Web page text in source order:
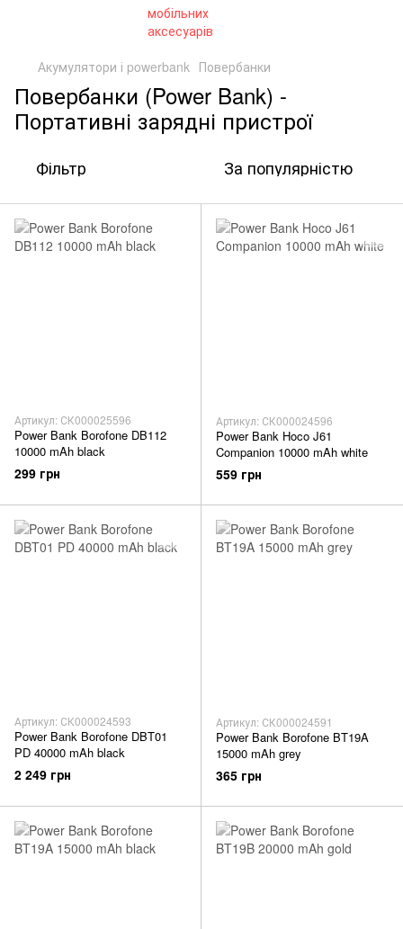
Акумулятори і powerbank Повербанки
Повербанки (Power Bank) -
Портативні зарядні пристрої
Фільтр За популярністю
Артикул: СК000025596
Power Bank Borofone DB112
10000 mAh black
299 грн
Артикул: СК000024596
Power Bank Hoco J61
Companion 10000 mAh white
559 грн
Артикул: СК000024593
Power Bank Borofone DBT01
PD 40000 mAh black
2 249 грн
Артикул: СК000024591
Power Bank Borofone BT19A
15000 mAh grey
365 грн